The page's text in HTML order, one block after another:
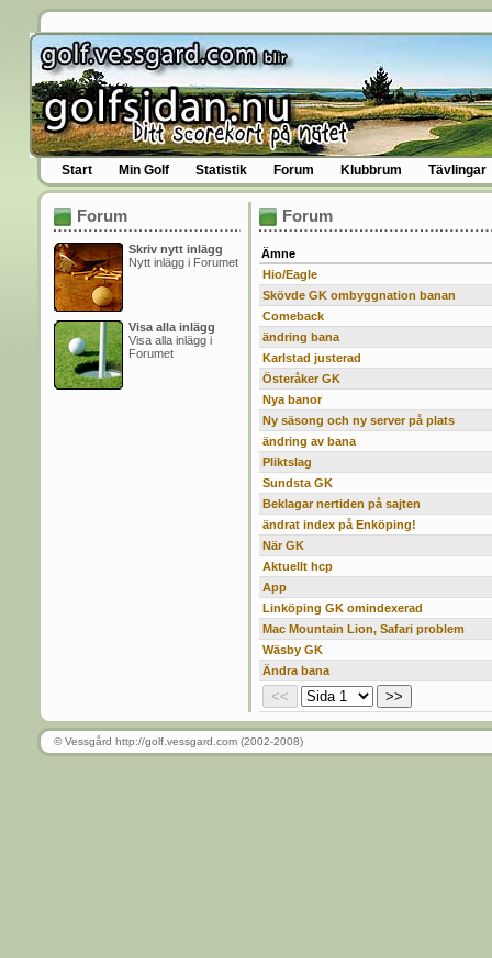
Start Min Golf Statistik Forum Klubbrum Tävlingar
Forum
Skriv nytt inlägg
Nytt inlägg i Forumet
Visa alla inlägg
Visa alla inlägg i
Forumet
Forum
Ämne
Hio/Eagle
Skövde GK ombyggnation banan
Comeback
ändring bana
Karlstad justerad
Österåker GK
Nya banor
Ny säsong och ny server på plats
ändring av bana
Pliktslag
Sundsta GK
Beklagar nertiden på sajten
ändrat index på Enköping!
När GK
Aktuellt hcp
App
Linköping GK omindexerad
Mac Mountain Lion, Safari problem
Wäsby GK
Ändra bana
© Vessgård http://golf.vessgard.com (2002-2008)